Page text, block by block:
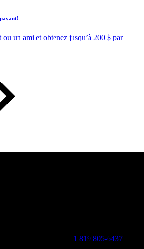
payant!
ou un ami et obtenez jusqu’à 200 $ par
1 819 805-6437